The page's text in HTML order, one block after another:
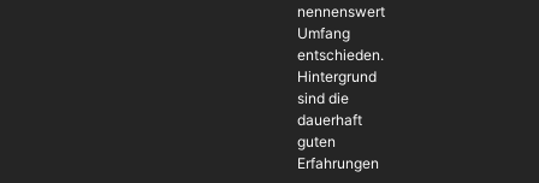
nennenswertem
Umfang
entschieden.
Hintergrund
sind die
dauerhaft
guten
Erfahrungen